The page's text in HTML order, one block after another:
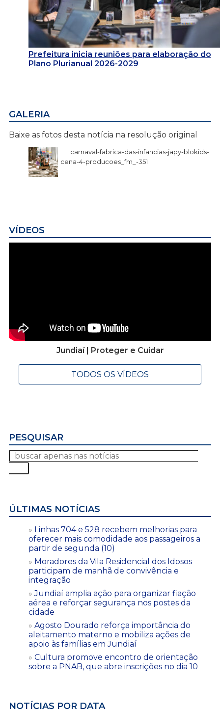
Prefeitura inicia reuniões para elaboração do
Plano Plurianual 2026-2029
GALERIA
Baixe as fotos desta notícia na resolução original
carnaval-fabrica-das-infancias-japy-blokids-
cena-4-producoes_fm_-351
VÍDEOS
Jundiaí | Proteger e Cuidar
TODOS OS VÍDEOS
PESQUISAR
ÚLTIMAS NOTÍCIAS
Linhas 704 e 528 recebem melhorias para
oferecer mais comodidade aos passageiros a
partir de segunda (10)
Moradores da Vila Residencial dos Idosos
participam de manhã de convivência e
integração
Jundiaí amplia ação para organizar fiação
aérea e reforçar segurança nos postes da
cidade
Agosto Dourado reforça importância do
aleitamento materno e mobiliza ações de
apoio às famílias em Jundiaí
Cultura promove encontro de orientação
sobre a PNAB, que abre inscrições no dia 10
NOTÍCIAS POR DATA